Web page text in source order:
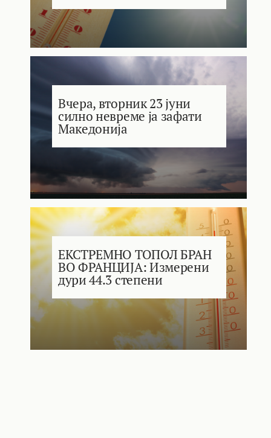
Вчера, вторник 23 јуни
силно невреме ја зафати
Македонија
ЕКСТРЕМНО ТОПОЛ БРАН
ВО ФРАНЦИЈА: Измерени
дури 44.3 степени